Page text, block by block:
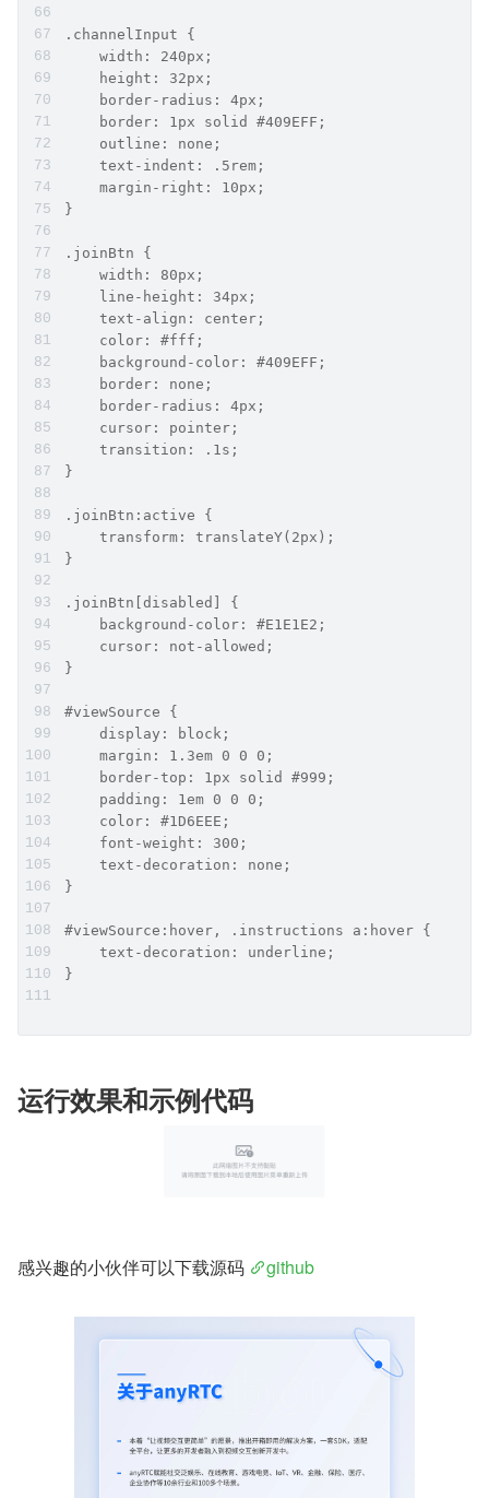
.channelInput {
    width: 240px;
    height: 32px;
    border-radius: 4px;
    border: 1px solid #409EFF;
    outline: none;
    text-indent: .5rem;
    margin-right: 10px;
}
.joinBtn {
    width: 80px;
    line-height: 34px;
    text-align: center;
    color: #fff;
    background-color: #409EFF;
    border: none;
    border-radius: 4px;
    cursor: pointer;
    transition: .1s;
}
.joinBtn:active {
    transform: translateY(2px);
}
.joinBtn[disabled] {
    background-color: #E1E1E2;
    cursor: not-allowed;
}
#viewSource {
    display: block;
    margin: 1.3em 0 0 0;
    border-top: 1px solid #999;
    padding: 1em 0 0 0;
    color: #1D6EEE;
    font-weight: 300;
    text-decoration: none;
}
#viewSource:hover, .instructions a:hover {
    text-decoration: underline;
}
运行效果和示例代码
感兴趣的小伙伴可以下载源码 github